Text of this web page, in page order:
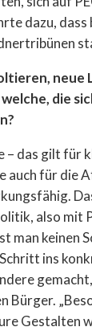
dazu, dass
neue
die
– das gilt für
auch für die
also mit
man keinen
ins
Bürger.
Gestalten